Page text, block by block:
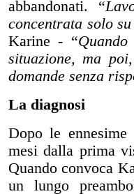
abbandonati. “
concentrata solo
Karine - “
situazione, ma
domande senza
La diagnosi
Dopo le
mesi dalla prima
Quando convoca
un lungo